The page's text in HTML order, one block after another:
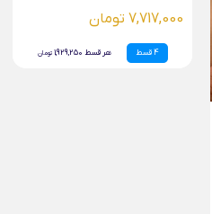
7,717,000 تومان
4 قسط هر قسط 1,929,250 تومان